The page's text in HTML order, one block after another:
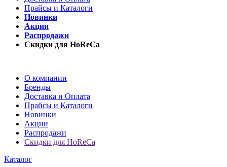
Прайсы и Каталоги
Новинки
Акции
Распродажи
Скидки для HoReCa
О компании
Бренды
Доставка и Оплата
Прайсы и Каталоги
Новинки
Акции
Распродажи
Скидки для HoReCa
Каталог